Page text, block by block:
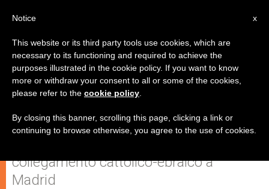
"Trovare un linguaggio comune"
Intervista a mons. Marcuzzo
collegamento cattolico-ebraico a
Madrid
x
Notice
This website or its third party tools use cookies, which are
necessary to its functioning and required to achieve the
purposes illustrated in the cookie policy. If you want to know
more or withdraw your consent to all or some of the cookies,
please refer to the cookie policy
By closing this banner, scrolling this page, clicking a link or
continuing to browse otherwise, you agree to the use of cookies.